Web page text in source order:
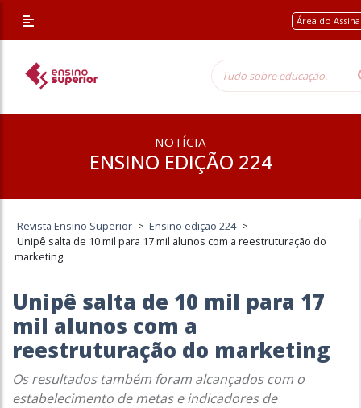
Área do
NOTÍCIA
ENSINO EDIÇÃO 224
Revista Ensino Superior > Ensino edição 224 >
Unipê salta de 10 mil para 17 mil alunos com a reestruturação do
marketing
Unipê salta de 10 mil para 17
mil alunos com a
reestruturação do marketing
Os resultados também foram alcançados com o
estabelecimento de metas e indicadores de